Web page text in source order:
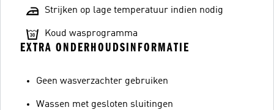
Strijken op lage temperatuur indien nodig
Koud wasprogramma
EXTRA ONDERHOUDSINFORMATIE
Geen wasverzachter gebruiken
Wassen met gesloten sluitingen